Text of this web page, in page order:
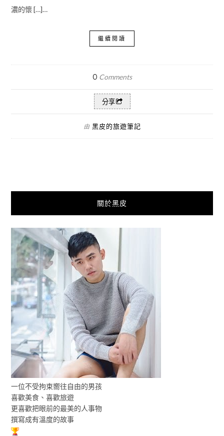
濃的懷 […]…
繼續閱讀
0 Comments
分享
由 黑皮的旅遊筆記
關於黑皮
一位不受拘束嚮往自由的男孩
喜歡美食、喜歡旅遊
更喜歡把眼前的最美的人事物
撰寫成有溫度的故事